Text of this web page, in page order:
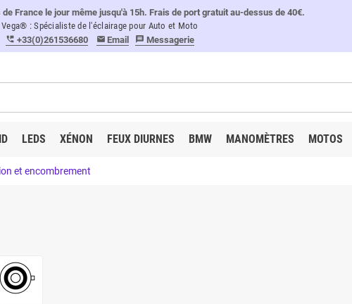
France le jour même jusqu'à 15h. Frais de port gratuit au-dessus de 40€.
Vega® : Spécialiste de l'éclairage pour Auto et Moto
perm_phone_msg +33(0)261536680 email Email message Messagerie
LEDS XÉNON FEUX DIURNES BMW MANOMÈTRES MOTOS
et encombrement